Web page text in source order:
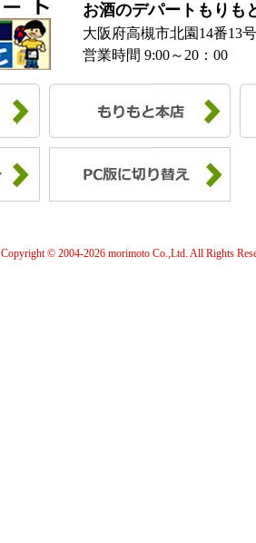
お酒のデパートもりも
大阪府高槻市北園14番13
営業時間 9:00～20：00
Copyright © 2004-2026 morimoto Co.,Ltd. All Rights